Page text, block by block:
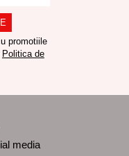
promotiile
Politica de
media